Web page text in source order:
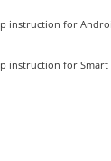
instruction for
for Smart